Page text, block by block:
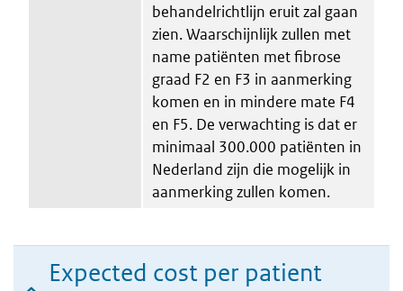
behandelrichtlijn eruit zal gaan
zien. Waarschijnlijk zullen met
name patiënten met fibrose
graad F2 en F3 in aanmerking
komen en in mindere mate F4
en F5. De verwachting is dat er
minimaal 300.000 patiënten in
Nederland zijn die mogelijk in
aanmerking zullen komen.
Expected cost per patient